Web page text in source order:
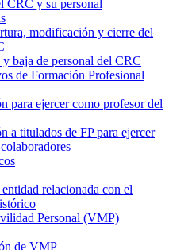
CRC y su personal
modificación y cierre del
baja de personal del CRC
de Formación Profesional
para ejercer como profesor del
a titulados de FP para ejercer
relacionada con el
Personal (VMP)
de VMP